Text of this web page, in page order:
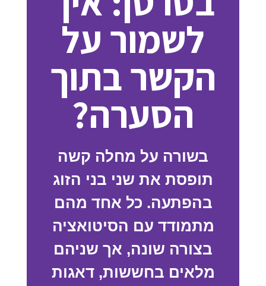
לשמור על
הקשר בתוך
הסערה?
בשורה על מחלה קשה
תופסת את שני בני הזוג
בהפתעה. כל אחד מהם
מתמודד עם הסיטואציה
בצורה שונה, אך שניהם
מלאים בחששות, דאגות